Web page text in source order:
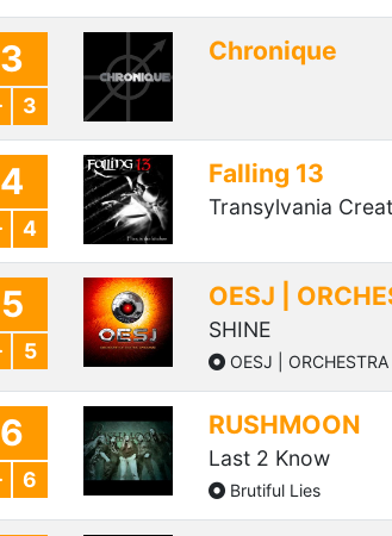
3
3
Chronique
4
4
Falling 13
Transylvania
5
5
OESJ |
SHINE
OESJ |
6
6
RUSHMOON
Last 2 Know
Brutiful Lies